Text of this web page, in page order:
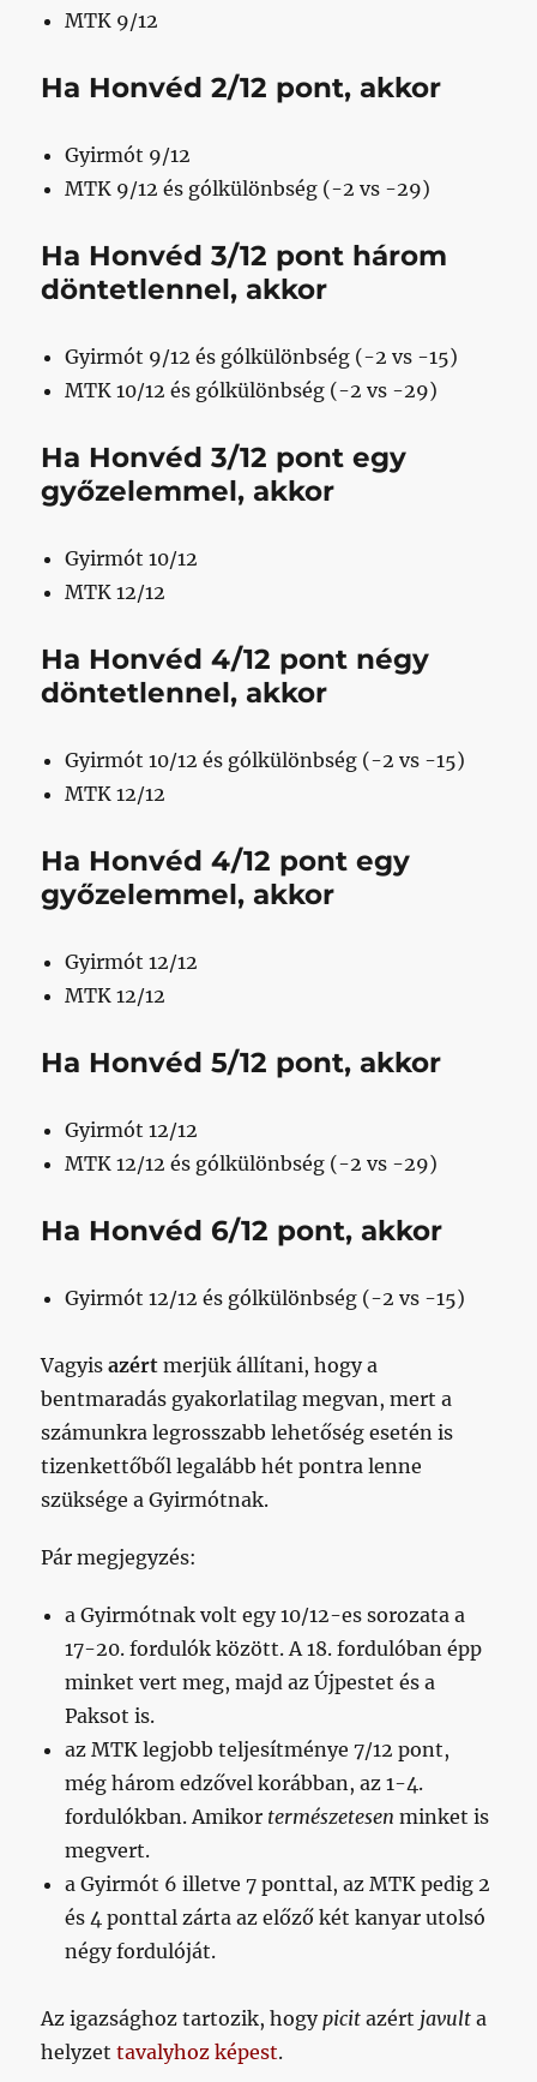
MTK 9/12
Ha Honvéd2/12 pont, akkor
Gyirmót 9/12
MTK 9/12 és gólkülönbség (-2 vs -29)
Ha Honvéd3/12 pont három
döntetlennel, akkor
Gyirmót 9/12 és gólkülönbség (-2 vs -15)
MTK 10/12 és gólkülönbség (-2 vs -29)
Ha Honvéd3/12 pont egy
győzelemmel, akkor
Gyirmót 10/12
MTK 12/12
Ha Honvéd4/12 pont négy
döntetlennel, akkor
Gyirmót 10/12 és gólkülönbség (-2 vs -15)
MTK 12/12
Ha Honvéd4/12 pont egy
győzelemmel, akkor
Gyirmót 12/12
MTK 12/12
Ha Honvéd5/12 pont, akkor
Gyirmót 12/12
MTK 12/12 és gólkülönbség (-2 vs -29)
Ha Honvéd 6/12 pont, akkor
Gyirmót 12/12 és gólkülönbség (-2 vs -15)
Vagyisazért merjük állítani, hogy a
bentmaradás gyakorlatilag megvan, mert a
számunkra legrosszabb lehetőség esetén is
tizenkettőből legalább hét pontra lenne
szüksége a Gyirmótnak.
Pár megjegyzés:
a Gyirmótnak volt egy 10/12-es sorozata a
17-20. fordulók között. A 18. fordulóban épp
minket vert meg, majd az Újpestet és a
Paksot is.
az MTK legjobb teljesítménye 7/12 pont,
még három edzővel korábban, az 1-4.
fordulókban. Amikor természetesenminket is
megvert.
a Gyirmót 6 illetve 7 ponttal, az MTK pedig 2
és 4 ponttal zárta az előző két kanyar utolsó
négy fordulóját.
Az igazsághoz tartozik, hogy picit azért javulta
helyzettavalyhoz képest.